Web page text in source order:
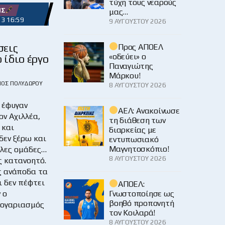
16:59
έργο
ΠΟΛΥΔΏΡΟΥ
Αχιλλέα,
ξέρω και
ομάδες…
κατανοητό.
ανάποδα τα
δεν πέφτει
ο
τύχη τους νεαρούς
μας…
9 ΑΥΓΟΎΣΤΟΥ 2026
Προς ΑΠΟΕΛ
«οδεύει» ο
Παναγιώτης
Μάρκου!
8 ΑΥΓΟΎΣΤΟΥ 2026
ΑΕΛ: Ανακοίνωσε
τη διάθεση των
διαρκείας με
εντυπωσιακό
Μαγνητοσκόπιο!
8 ΑΥΓΟΎΣΤΟΥ 2026
ΑΠΟΕΛ:
Γνωστοποίησε ως
βοηθό προπονητή
τον Κοιλαρά!
8 ΑΥΓΟΎΣΤΟΥ 2026